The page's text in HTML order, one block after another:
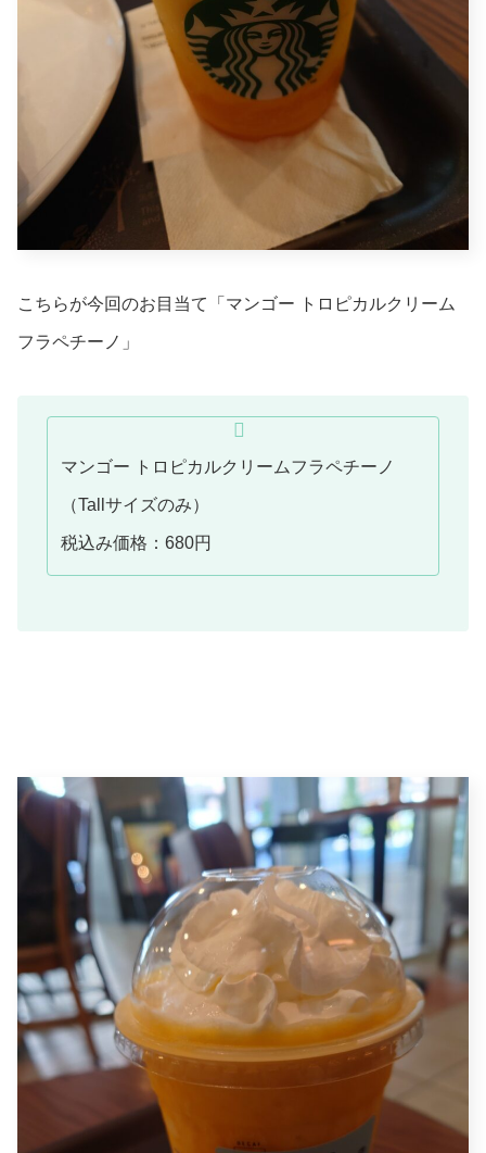
こちらが今回のお目当て「マンゴー トロピカルクリーム
フラペチーノ」
マンゴー トロピカルクリームフラペチーノ
（Tallサイズのみ）
税込み価格：680円